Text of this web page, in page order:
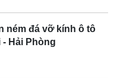
ném đá vỡ kính ô tô
Hải Phòng